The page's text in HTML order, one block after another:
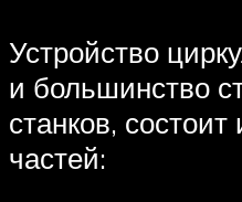
Устройство
и большинство
станков,
частей: